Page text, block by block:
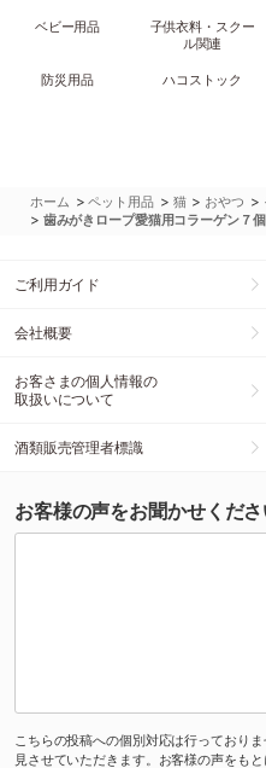
ベビー用品
子供衣料・スクー
ル関連
防災用品 ハコストック
ホーム >ペット用品 > 猫 > おやつ >
> 歯みがきロープ愛猫用コラーゲン７個
ご利用ガイド
会社概要
お客さまの個人情報の
取扱いについて
酒類販売管理者標識
お客様の声をお聞かせくだ
こちらの投稿への個別対応は行っており
見させていただきます。お客様の声をも